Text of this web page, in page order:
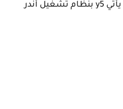
من نوع PowerVR GE8320, يأتي y5 بنظام تشغيل أندر